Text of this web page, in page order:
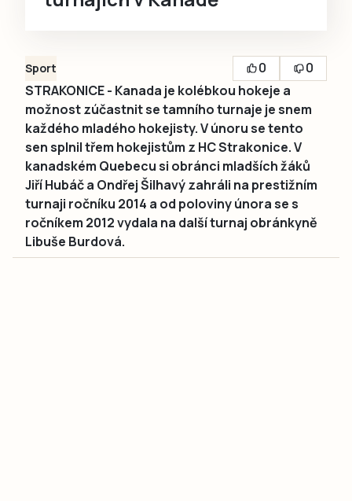
Sport 0
0
STRAKONICE - Kanada je kolébkou hokeje a
možnost zúčastnit se tamního turnaje je snem
každého mladého hokejisty. V únoru se tento
sen splnil třem hokejistům z HC Strakonice. V
kanadském Quebecu si obránci mladších žáků
Jiří Hubáč a Ondřej Šilhavý zahráli na prestižním
turnaji ročníku 2014 a od poloviny února se s
ročníkem 2012 vydala na další turnaj obránkyně
Libuše Burdová.